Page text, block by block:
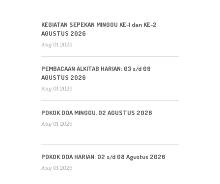
KEGIATAN SEPEKAN MINGGU KE-1 dan KE-2
AGUSTUS 2026
Aug 01 2026
PEMBACAAN ALKITAB HARIAN: 03 s/d 09
AGUSTUS 2026
Aug 01 2026
POKOK DOA MINGGU, 02 AGUSTUS 2026
Aug 01 2026
POKOK DOA HARIAN: 02 s/d 08 Agustus 2026
Aug 01 2026